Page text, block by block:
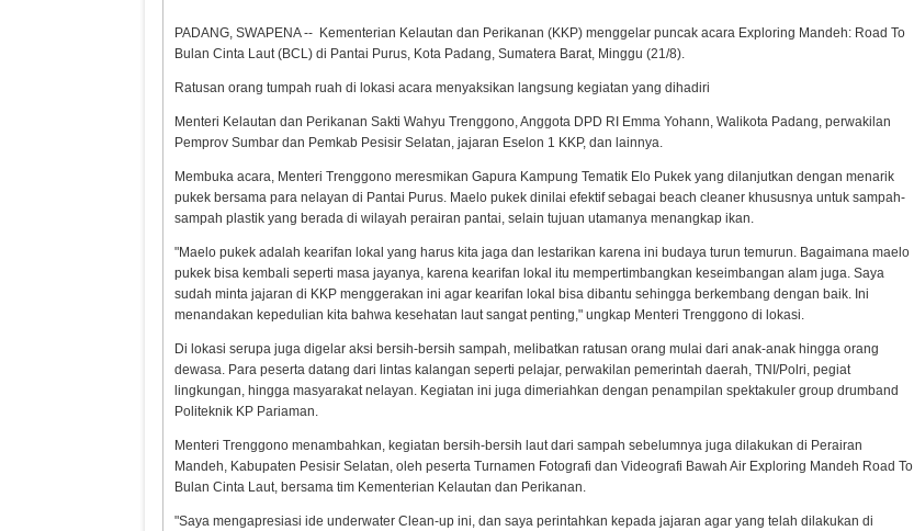
PADANG, SWAPENA -- Kementerian Kelautan dan Perikanan (KKP) menggelar puncak acara Exploring Mandeh: Road To
Bulan Cinta Laut (BCL) di Pantai Purus, Kota Padang, Sumatera Barat, Minggu (21/8).
Ratusan orang tumpah ruah di lokasi acara menyaksikan langsung kegiatan yang dihadiri
Menteri Kelautan dan Perikanan Sakti Wahyu Trenggono, Anggota DPD RI Emma Yohann, Walikota Padang, perwakilan
Pemprov Sumbar dan Pemkab Pesisir Selatan, jajaran Eselon 1 KKP, dan lainnya.
Membuka acara, Menteri Trenggono meresmikan Gapura Kampung Tematik Elo Pukek yang dilanjutkan dengan menarik
pukek bersama para nelayan di Pantai Purus. Maelo pukek dinilai efektif sebagai beach cleaner khususnya untuk sampah-
sampah plastik yang berada di wilayah perairan pantai, selain tujuan utamanya menangkap ikan.
"Maelo pukek adalah kearifan lokal yang harus kita jaga dan lestarikan karena ini budaya turun temurun. Bagaimana maelo
pukek bisa kembali seperti masa jayanya, karena kearifan lokal itu mempertimbangkan keseimbangan alam juga. Saya
sudah minta jajaran di KKP menggerakan ini agar kearifan lokal bisa dibantu sehingga berkembang dengan baik. Ini
menandakan kepedulian kita bahwa kesehatan laut sangat penting," ungkap Menteri Trenggono di lokasi.
Di lokasi serupa juga digelar aksi bersih-bersih sampah, melibatkan ratusan orang mulai dari anak-anak hingga orang
dewasa. Para peserta datang dari lintas kalangan seperti pelajar, perwakilan pemerintah daerah, TNI/Polri, pegiat
lingkungan, hingga masyarakat nelayan. Kegiatan ini juga dimeriahkan dengan penampilan spektakuler group drumband
Politeknik KP Pariaman.
Menteri Trenggono menambahkan, kegiatan bersih-bersih laut dari sampah sebelumnya juga dilakukan di Perairan
Mandeh, Kabupaten Pesisir Selatan, oleh peserta Turnamen Fotografi dan Videografi Bawah Air Exploring Mandeh Road To
Bulan Cinta Laut, bersama tim Kementerian Kelautan dan Perikanan.
"Saya mengapresiasi ide underwater Clean-up ini, dan saya perintahkan kepada jajaran agar yang telah dilakukan di